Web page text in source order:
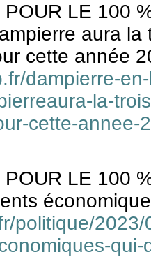
POUR LE 100
aura
cette année
dampierre-
la-
cette-annee-
POUR LE 100
politique/
qui-